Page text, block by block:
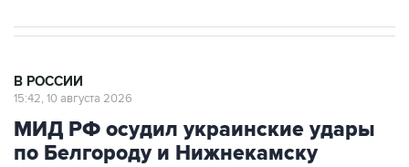
В РОССИИ
15:42, 10 августа 2026
МИД РФ осудил украинские удары
по Белгороду и Нижнекамску